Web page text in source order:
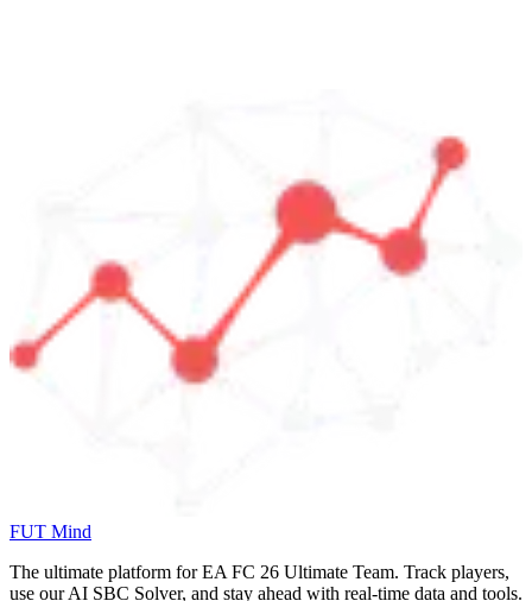
FUT Mind
The ultimate platform for EA FC 26 Ultimate Team. Track players,
use our AI SBC Solver, and stay ahead with real-time data and tools.